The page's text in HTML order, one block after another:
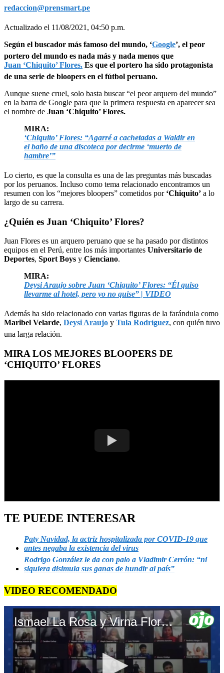
redaccion@prensmart.pe
Actualizado el 11/08/2021, 04:50 p.m.
Según el buscador más famoso del mundo, ‘Google’, el peor
portero del mundo es nada más y nada menos que
Juan ‘Chiquito’ Flores. Es que el portero ha sido protagonista
de una serie de bloopers en el fútbol peruano.
Aunque suene cruel, solo basta buscar “el peor arquero del mundo”
en la barra de Google para que la primera respuesta en aparecer sea
el nombre de Juan ‘Chiquito’ Flores.
MIRA:
‘Chiquito’ Flores: “Agarré a cachetadas a Waldir en
el baño de una discoteca por decirme ‘muerto de
hambre’”
Lo cierto, es que la consulta es una de las preguntas más buscadas
por los peruanos. Incluso como tema relacionado encontramos un
resumen con los “mejores bloopers” cometidos por ‘Chiquito’ a lo
largo de su carrera.
¿Quién es Juan ‘Chiquito’ Flores?
Juan Flores es un arquero peruano que se ha pasado por distintos
equipos en el Perú, entre los más importantes Universitario de
Deportes, Sport Boys y Cienciano.
MIRA:
Deysi Araujo sobre Juan ‘Chiquito’ Flores: “Él quiso
llevarme al hotel, pero yo no quise” | VIDEO
Además ha sido relacionado con varias figuras de la farándula como
Maribel Velarde, Deysi Araujo y Tula Rodríguez, con quién tuvo
una larga relación.
MIRA LOS MEJORES BLOOPERS DE
‘CHIQUITO’ FLORES
TE PUEDE INTERESAR
Paty Navidad, la actriz hospitalizada por COVID-19 que
antes negaba la existencia del virus
Rodrigo González le da con palo a Vladimir Cerrón: “ni
siquiera disimula sus ganas de hundir al país”
VIDEO RECOMENDADO
Ismael La Rosa y Virna Flores cuentan detalles de su proyecto de educación gratuita